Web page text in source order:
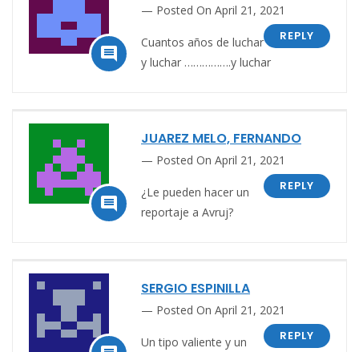

Posted On April 21, 2021
REPLY
Cuantos años de luchar
y luchar …………….y luchar

JUAREZ MELO, FERNANDO
Posted On April 21, 2021
REPLY
¿Le pueden hacer un
reportaje a Avruj?
SERGIO ESPINILLA
Posted On April 21, 2021
REPLY
Un tipo valiente y un